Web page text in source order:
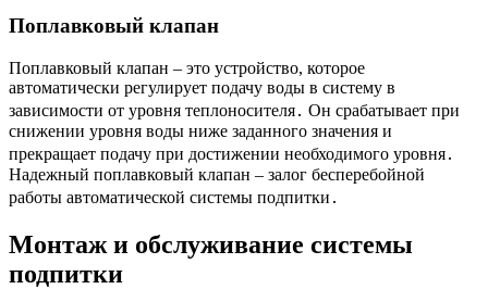
Поплавковый клапан
Поплавковый клапан – это устройство, которое
автоматически регулирует подачу воды в систему в
зависимости от уровня теплоносителя․ Он срабатывает при
снижении уровня воды ниже заданного значения и
прекращает подачу при достижении необходимого уровня․
Надежный поплавковый клапан – залог бесперебойной
работы автоматической системы подпитки․
Монтаж и обслуживание системы
подпитки